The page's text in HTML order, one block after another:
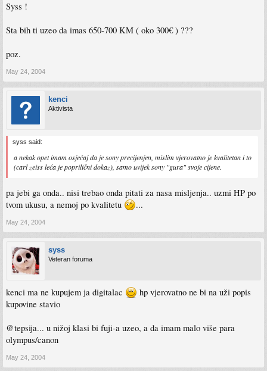
Syss !
Sta bih ti uzeo da imas 650-700 KM ( oko 300€ ) ???
poz.
May 24, 2004
kenci
Aktivista
syss said:
a nekak opet imam osjećaj da je sony precijenjen, mislim vjerovatno je kvalitetan i to
(carl zeiss leća je poprilični dokaz), samo uvijek sony "gura" svoje cijene.
pa jebi ga onda.. nisi trebao onda pitati za nasa misljenja.. uzmi HP po
tvom ukusu, a nemoj po kvalitetu
...
May 24, 2004
syss
Veteran foruma
kenci ma ne kupujem ja digitalac
hp vjerovatno ne bi na uži popis
kupovine stavio
@tepsija... u nižoj klasi bi fuji-a uzeo, a da imam malo više para
olympus/canon
May 24, 2004